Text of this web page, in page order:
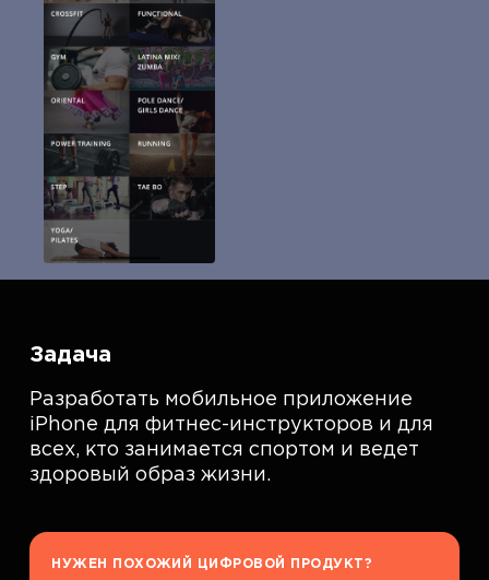
Задача
Разработать мобильное приложение
iPhone для фитнес-инструкторов и для
всех, кто занимается спортом и ведет
здоровый образ жизни.
НУЖЕН ПОХОЖИЙ ЦИФРОВОЙ ПРОДУКТ?